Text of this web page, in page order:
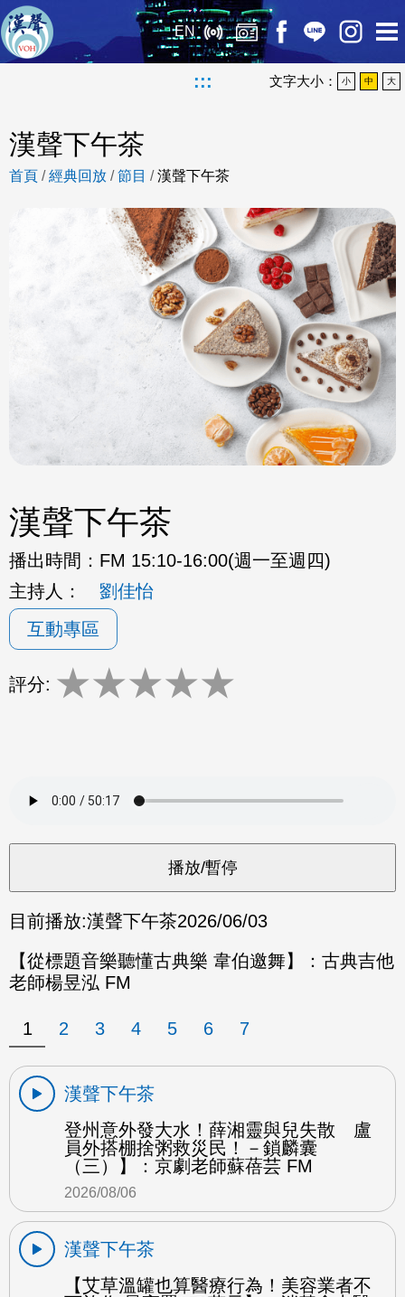
EN
::: 文字大小： 小 中 大
漢聲下午茶
首頁 /經典回放 /節目 /漢聲下午茶
漢聲下午茶
播出時間： FM 15:10-16:00(週一至週四)
主持人：
劉佳怡
互動專區
評分: ★★★★★
目前播放:漢聲下午茶2026/06/03
【從標題音樂聽懂古典樂 韋伯邀舞】：古典吉他
老師楊昱泓 FM
1 2 3 4 5 6 7
漢聲下午茶
登州意外發大水！薛湘靈與兒失散 盧
員外搭棚捨粥救災民！－鎖麟囊
（三）】：京劇老師蘇蓓芸 FM
2026/08/06
漢聲下午茶
【艾草溫罐也算醫療行為！美容業者不